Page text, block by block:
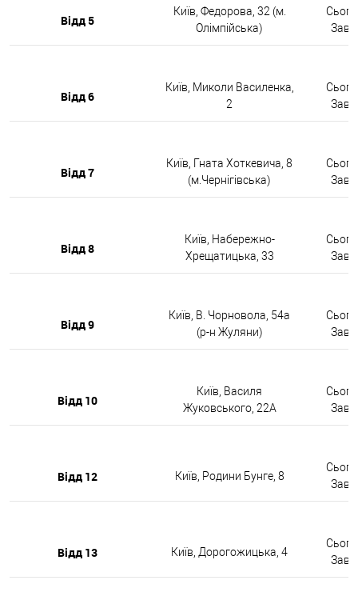
Відд 5
Київ, Федорова, 32 (м.
Олімпійська)
Відд 6
Київ, Миколи Василенка,
2
Відд 7
Київ, Гната Хоткевича, 8
(м.Чернігівська)
Відд 8
Київ, Набережно-
Хрещатицька, 33
Відд 9
Київ, В. Чорновола, 54а
(р-н Жуляни)
Відд 10
Київ, Василя
Жуковського, 22А
Відд 12 Київ, Родини Бунге, 8
Відд 13 Київ, Дорогожицька, 4